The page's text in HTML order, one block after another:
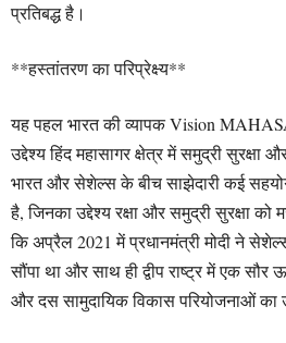
प्रतिबद्ध है।
**हस्तांतरण का परिप्रेक्ष्य**
यह पहल भारत की व्यापक Vision
उद्देश्य हिंद महासागर क्षेत्र में समुद्री सुरक्षा
भारत और सेशेल्स के बीच साझेदारी कई
है, जिनका उद्देश्य रक्षा और समुद्री सुरक्षा
कि अप्रैल 2021 में प्रधानमंत्री मोदी ने
सौंपा था और साथ ही द्वीप राष्ट्र में एक
और दस सामुदायिक विकास परियोजनाओं का